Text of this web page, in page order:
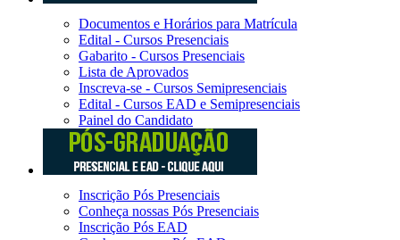
Documentos e Horários para Matrícula
Edital - Cursos Presenciais
Gabarito - Cursos Presenciais
Lista de Aprovados
Inscreva-se - Cursos Semipresenciais
Edital - Cursos EAD e Semipresenciais
Painel do Candidato
Inscrição Pós Presenciais
Conheça nossas Pós Presenciais
Inscrição Pós EAD